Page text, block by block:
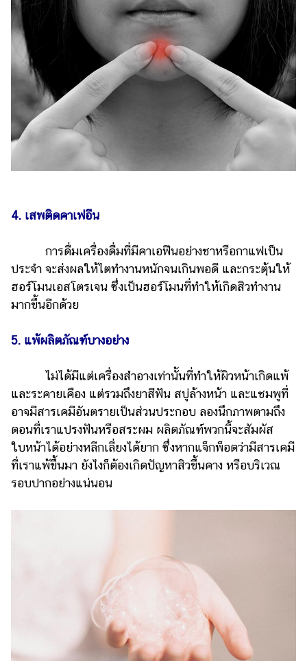
4. เสพติดคาเฟอีน
การดื่มเครื่องดื่มที่มีคาเอฟีนอย่างชาหรือกาแฟเป็น
ประจำ จะส่งผลให้ไตทำงานหนักจนเกินพอดี และกระตุ้นให้
ฮอร์โมนเอสโตรเจน ซึ่งเป็นฮอร์โมนที่ทำให้เกิดสิวทำงาน
มากขึ้นอีกด้วย
5. แพ้ผลิตภัณฑ์บางอย่าง
ไม่ได้มีแต่เครื่องสำอางเท่านั้นที่ทำให้ผิวหน้าเกิดแพ้
และระคายเคือง แต่รวมถึงยาสีฟัน สบู่ล้างหน้า และแชมพูที่
อาจมีสารเคมีอันตรายเป็นส่วนประกอบ ลองนึกภาพตามถึง
ตอนที่เราแปรงฟันหรือสระผม ผลิตภัณฑ์พวกนี้จะสัมผัส
ใบหน้าได้อย่างหลีกเลี่ยงได้ยาก ซึ่งหากแจ็กพ็อตว่ามีสารเคมี
ที่เราแพ้ขึ้นมา ยังไงก็ต้องเกิดปัญหาสิวขึ้นคาง หรือบริเวณ
รอบปากอย่างแน่นอน